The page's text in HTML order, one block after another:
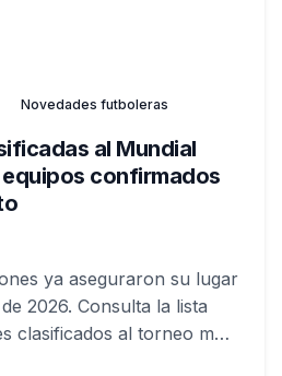
Novedades futboleras
al Mundial
confirmados
ya aseguraron su lugar
2026. Consulta la lista
clasificados al torneo más